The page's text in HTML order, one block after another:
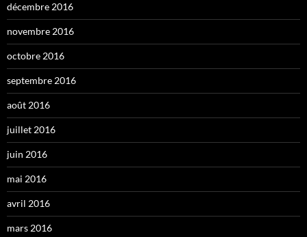
décembre 2016
novembre 2016
octobre 2016
septembre 2016
août 2016
juillet 2016
juin 2016
mai 2016
avril 2016
mars 2016